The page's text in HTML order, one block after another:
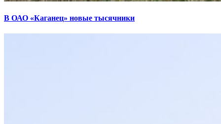
В ОАО «Каганец» новые тысячники